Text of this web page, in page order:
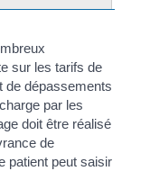
sur les tarifs de
de dépassements
par les
doit être réalisé
de
patient peut saisir